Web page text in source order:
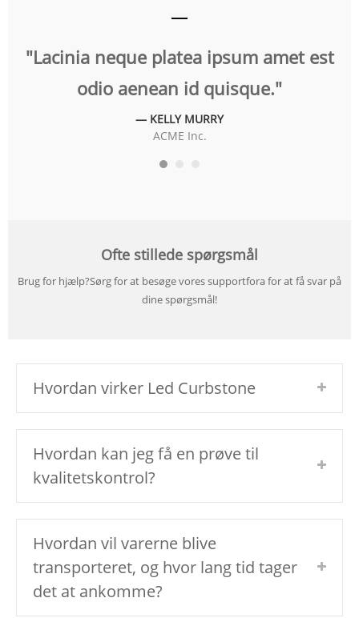
"Lacinia neque platea ipsum amet est
odio aenean id quisque."
— KELLY MURRY
ACME Inc.
Ofte stillede spørgsmål
Brug for hjælp?Sørg for at besøge vores supportfora for at få svar på
dine spørgsmål!
Hvordan virker Led Curbstone
Hvordan kan jeg få en prøve til
kvalitetskontrol?
Hvordan vil varerne blive
transporteret, og hvor lang tid tager
det at ankomme?